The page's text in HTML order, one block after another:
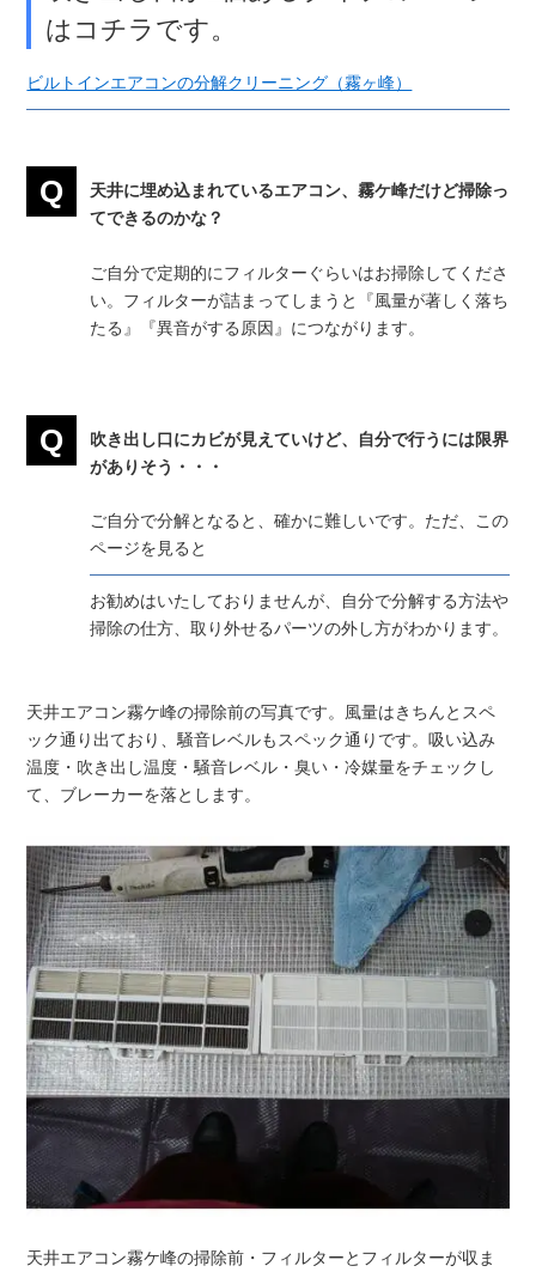
はコチラです。
ビルトインエアコンの分解クリーニング（霧ヶ峰）
天井に埋め込まれているエアコン、霧ケ峰だけど掃除っ
てできるのかな？
ご自分で定期的にフィルターぐらいはお掃除してくださ
い。フィルターが詰まってしまうと『風量が著しく落ち
たる』『異音がする原因』につながります。
吹き出し口にカビが見えていけど、自分で行うには限界
がありそう・・・
ご自分で分解となると、確かに難しいです。ただ、この
ページを見ると
お勧めはいたしておりませんが、自分で分解する方法や
掃除の仕方、取り外せるパーツの外し方がわかります。
天井エアコン霧ケ峰の掃除前の写真です。風量はきちんとスペ
ック通り出ており、騒音レベルもスペック通りです。吸い込み
温度・吹き出し温度・騒音レベル・臭い・冷媒量をチェックし
て、ブレーカーを落とします。
天井エアコン霧ケ峰の掃除前・フィルターとフィルターが収ま